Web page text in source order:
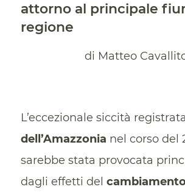
attorno al principale
regione
di Matteo
L’eccezionale siccità
dell’Amazzonia nel corso del
sarebbe stata provocata
dagli effetti del